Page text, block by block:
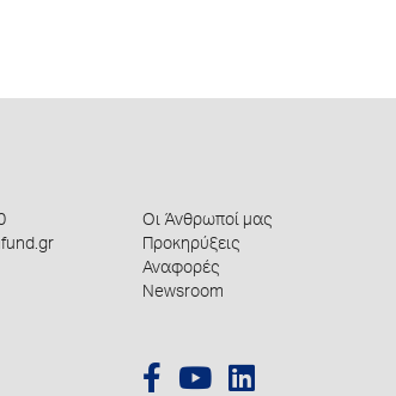
Οι Άνθρωποί μας
Προκηρύξεις
Αναφορές
Newsroom